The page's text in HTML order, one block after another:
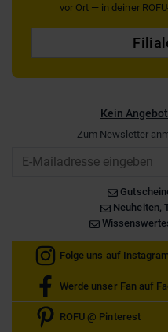
vor Ort — in deiner
Kein
Zum Newsletter
Neuheiten,
Folge uns auf
Werde unser Fan auf
ROFU @ Pinterest